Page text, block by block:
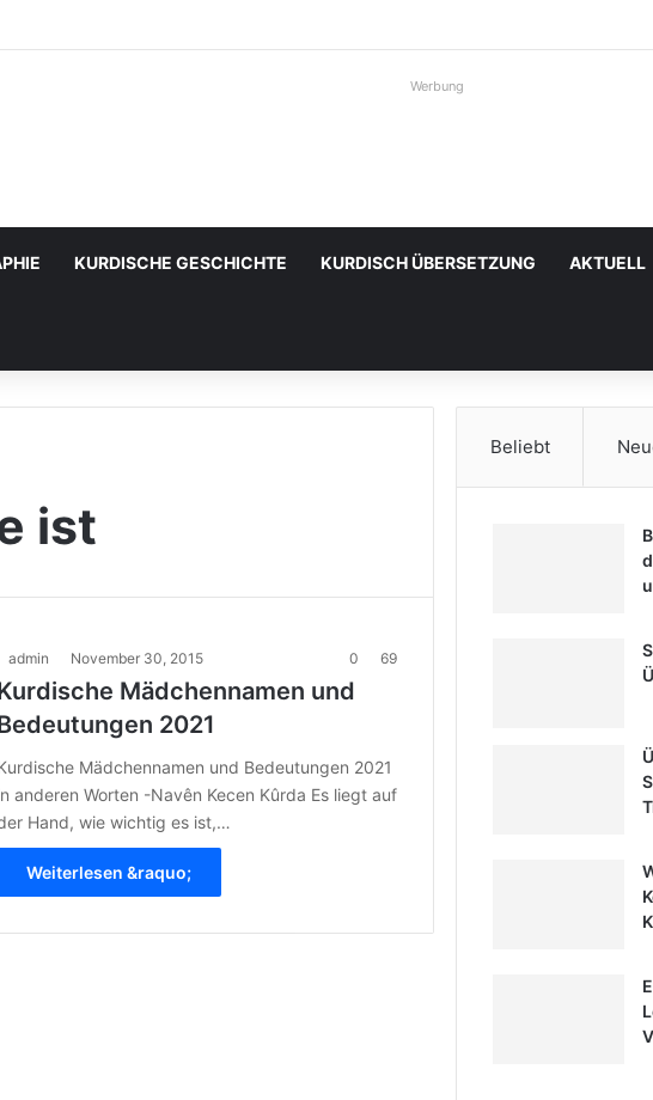
Werbung
KURDISCHE GESCHICHTE KURDISCH ÜBERSETZUNG AKTUELL
ist
admin November 30, 2015 0 69
Mädchennamen und
2021
Mädchennamen und Bedeutungen 2021
anderen Worten -Navên Kecen Kûrda Es liegt auf
Hand, wie wichtig es ist,…
Weiterlesen &raquo;
Beliebt